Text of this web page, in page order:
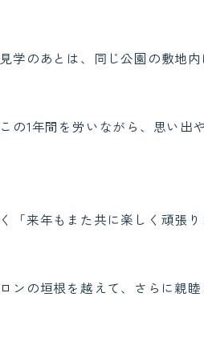
学のあとは、同じ公園の敷地内
の1年間を労いながら、思い
「来年もまた共に楽しく頑張
ンの垣根を越えて、さらに親